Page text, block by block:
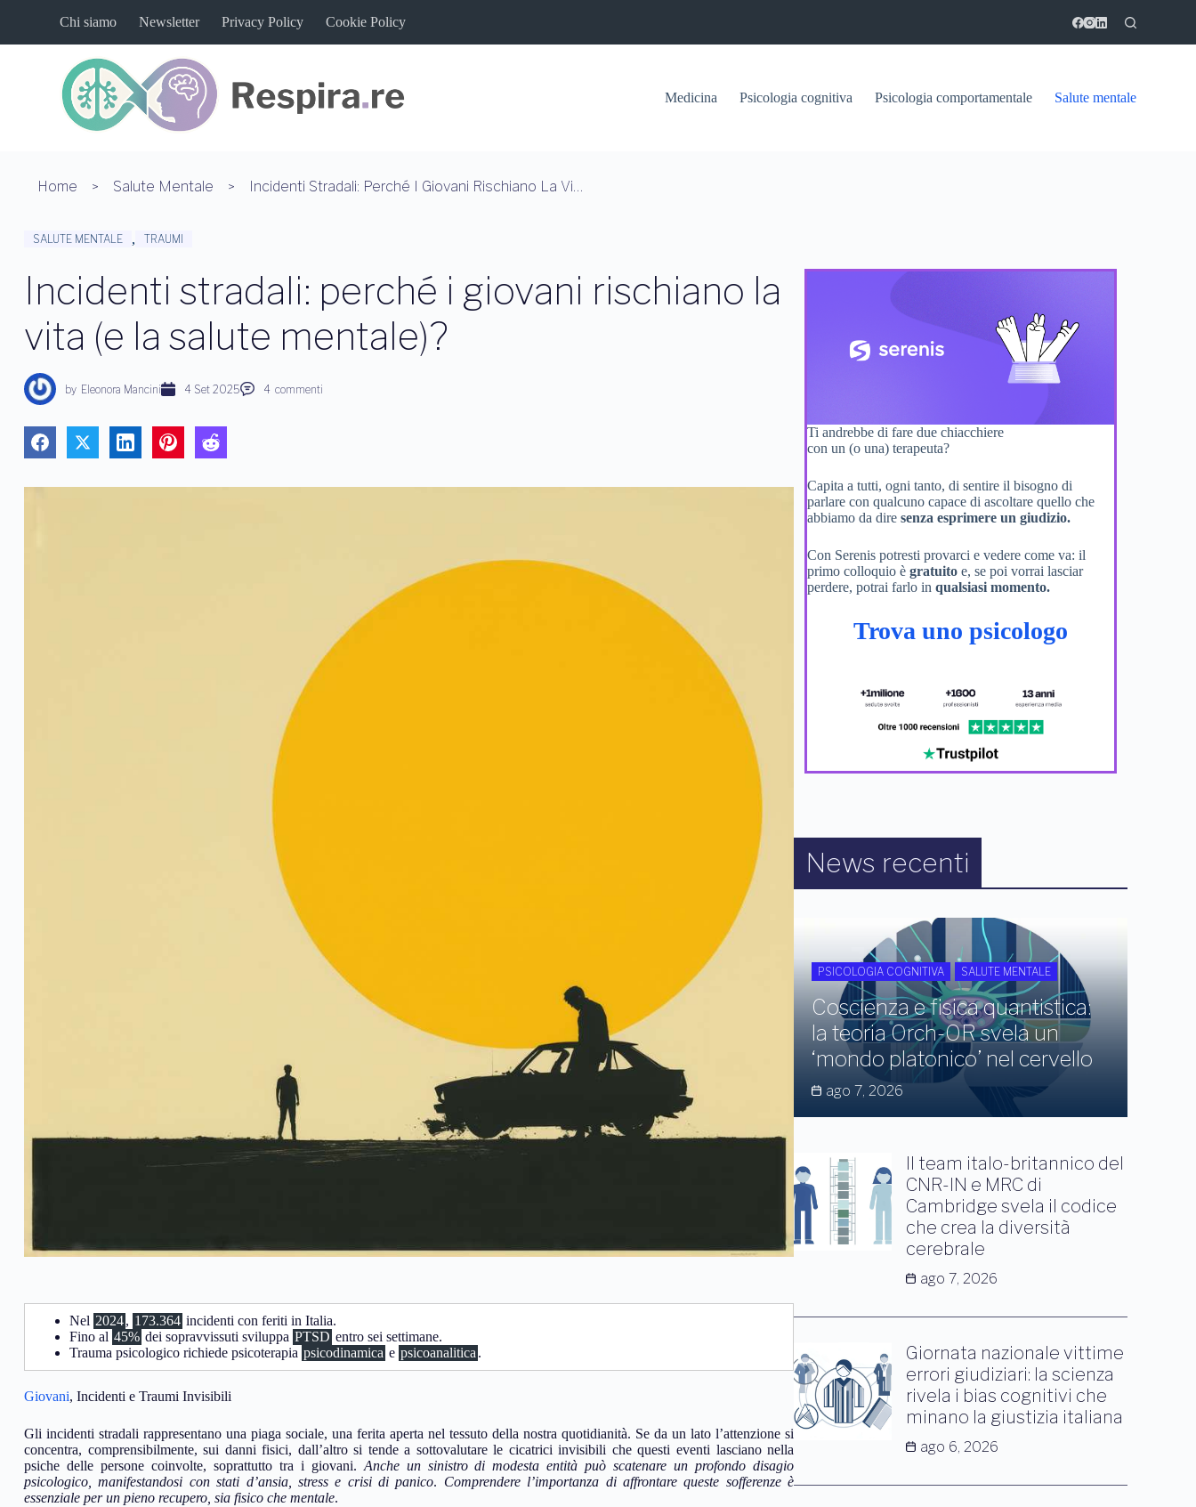
l
Chi siamo Newsletter Privacy Policy Cookie Policy
Medicina Psicologia cognitiva Psicologia comportamentale Salute mentale
Home Salute Mentale Incidenti Stradali: Perché I Giovani Rischiano La Vita (e La Salute Mentale)?
SALUTE MENTALE , TRAUMI
Incidenti stradali: perché i giovani rischiano la
vita (e la salute mentale)?
by Eleonora Mancini 4 Set 2025 4 commenti
Nel 2024, 173.364 incidenti con feriti in Italia.
Fino al 45% dei sopravvissuti sviluppa PTSD entro sei settimane.
Trauma psicologico richiede psicoterapia psicodinamica e psicoanalitica .
Giovani, Incidenti e Traumi Invisibili
Gli incidenti stradali rappresentano una piaga sociale, una ferita aperta nel tessuto della nostra quotidianità. Se da un lato l’attenzione si
concentra, comprensibilmente, sui danni fisici, dall’altro si tende a sottovalutare le cicatrici invisibili che questi eventi lasciano nella
psiche delle persone coinvolte, soprattutto tra i giovani. Anche un sinistro di modesta entità può scatenare un profondo disagio
psicologico, manifestandosi con stati d’ansia, stress e crisi di panico. Comprendere l’importanza di affrontare queste sofferenze è
essenziale per un pieno recupero, sia fisico che mentale.
Ti andrebbe di fare due chiacchiere
con un (o una) terapeuta?
Capita a tutti, ogni tanto, di sentire il bisogno di
parlare con qualcuno capace di ascoltare quello che
abbiamo da diresenza esprimere un giudizio.
Con Serenis potresti provarci e vedere come va: il
primo colloquio ègratuito e, se poi vorrai lasciar
perdere, potrai farlo inqualsiasi momento.
Trova uno psicologo
News recenti
PSICOLOGIA COGNITIVA SALUTE MENTALE
Coscienza e fisica quantistica:
la teoria Orch-OR svela un
‘mondo platonico’ nel cervello
ago 7, 2026
Il team italo-britannico del
CNR-IN e MRC di
Cambridge svela il codice
che crea la diversità
cerebrale
ago 7, 2026
Giornata nazionale vittime
errori giudiziari: la scienza
rivela i bias cognitivi che
minano la giustizia italiana
ago 6, 2026